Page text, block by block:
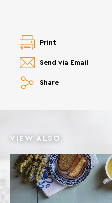
Share
Send via Email
Print
VIEW ALSO